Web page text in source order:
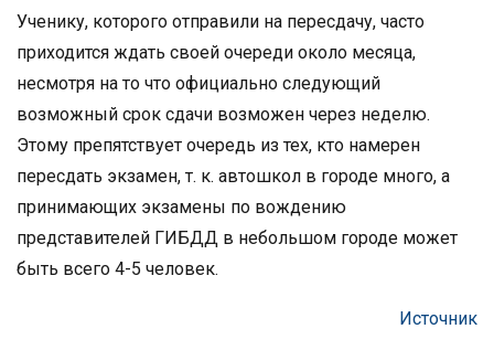
Ученику, которого отправили на пересдачу, часто
приходится ждать своей очереди около месяца,
несмотря на то что официально следующий
возможный срок сдачи возможен через неделю.
Этому препятствует очередь из тех, кто намерен
пересдать экзамен, т. к. автошкол в городе много, а
принимающих экзамены по вождению
представителей ГИБДД в небольшом городе может
быть всего 4-5 человек.
Источник